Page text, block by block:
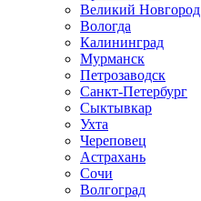
Великий Новгород
Вологда
Калининград
Мурманск
Петрозаводск
Санкт-Петербург
Сыктывкар
Ухта
Череповец
Астрахань
Сочи
Волгоград